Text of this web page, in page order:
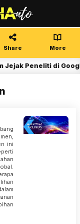
Share More
Jejak Peneliti di
ini